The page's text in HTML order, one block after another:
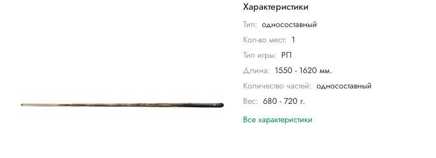
Характеристики
Тип: односоставный
Кол-во мест: 1
Тип игры: РП
Длина: 1550 - 1620 мм.
Количество частей: односоставный
Вес: 680 - 720 г.
Все характеристики